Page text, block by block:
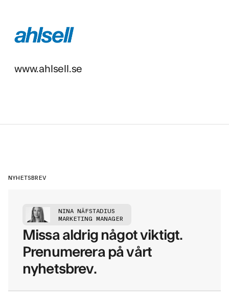
www.ahlsell.se
NYHETSBREV
NINA NÄFSTADIUS
MARKETING MANAGER
Missa aldrig något viktigt.
Prenumerera på vårt
nyhetsbrev.